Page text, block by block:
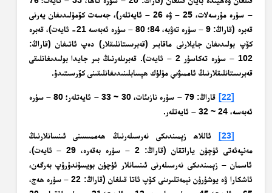
– سۈرە مۇرسەلات، 25 – ۋە 26 – ئايەتلەر)، جەسەت كۆمۈلىدىغان يەرنى
قەبرە (قاراڭ: 9 – سۈرە تەۋبە، 84؛ 80 – سۈرە ئەبەسە 21- ئايەت)، قەبرە
كۆپ بولىدىغان جايلارنى ماقابىر (قەبرىستانلىقلار) دەپ ئاتىغان (قاراڭ:
102 – سۈرە تەكاسۇر 2 – ئايەت). قەبرىلەرنىڭ بىر جايدا بولىدىغانلىقى
قەبرىستانلىقلارنىڭ ئاممىۋىي مۈلۈك ھېسابلىنىدىغانلىقىنى كۆرسىتىدۇ.
[22]
قاراڭ: 79 – سۈرە نازىئات، 30 ~ 33 – ئايەتلەر؛ 80 – سۈرە
ئەبەسە، 24 ~ 32 – ئايەتلەر.
[23]
ئاللاھ زېمىندىكى نەرسىلەرنىڭ ھەممىسىنى ئىنسانلارنىڭ
مەنپەئەتى ئۈچۈن ياراتقان (قاراڭ: 2 – سۈرە بەقەرە، 29 – ئايەت)،
ئاسمان – زېمىندىكى نەرسىلەرنى ئىنسانلار ئۈچۈن بويسۇندۇرۇپ بەرگەن،
ئاشكارا ۋە يوشۇرۇن نېمەتلىرىنى كۆپ ئاتا قىلغان (قاراڭ: 22 – سۈرە ھەج،